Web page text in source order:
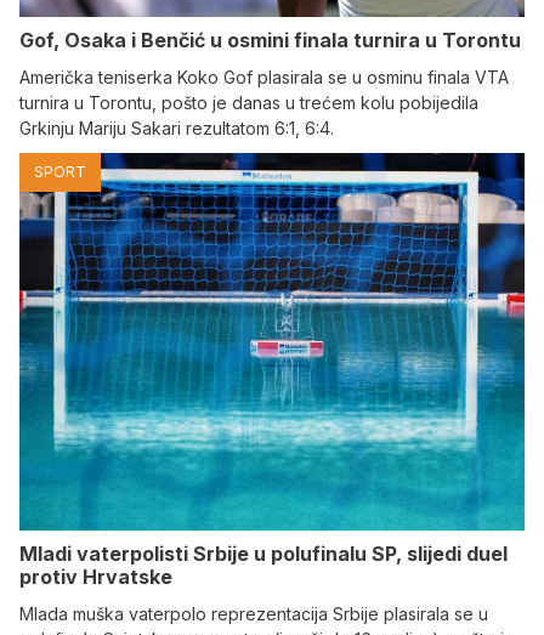
Gof, Osaka i Benčić u osmini finala turnira u Torontu
Američka teniserka Koko Gof plasirala se u osminu finala VTA
turnira u Torontu, pošto je danas u trećem kolu pobijedila
Grkinju Mariju Sakari rezultatom 6:1, 6:4.
SPORT
Mladi vaterpolisti Srbije u polufinalu SP, slijedi duel
protiv Hrvatske
Mlada muška vaterpolo reprezentacija Srbije plasirala se u